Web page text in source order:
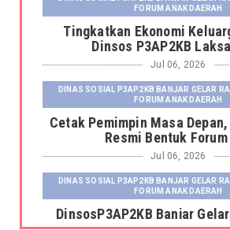
FORUM ANAK DAERAH
Tingkatkan Ekonomi
Dinsos P3AP2KB
Jul 06, 2026
DINAS SOSIAL P3AP2KB BANJAR GELAR
FORUM ANAK DAERAH
Cetak Pemimpin Masa
Resmi Bentuk
Jul 06, 2026
DINAS SOSIAL P3AP2KB BANJAR GELAR
FORUM ANAK DAERAH
DinsosP3AP2KB Banjar